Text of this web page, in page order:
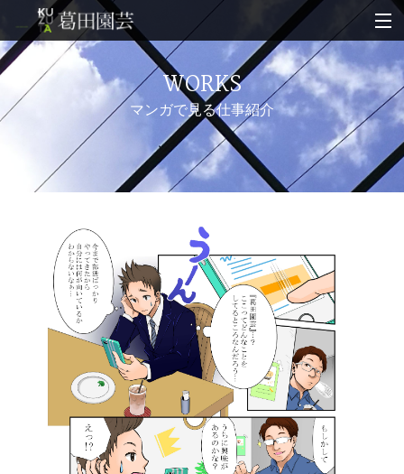
トップ
ニュース＆ブログ
マンガで見る仕事紹介
WORKS
マンガで見る仕事紹介